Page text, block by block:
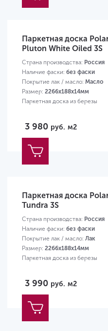
Паркетная доска
Pluton White Oiled 3S
Страна производства: Россия
Наличие фаски: без фаски
Покрытие лак / масло: Масло
Размер: 2266х188х14мм
Паркетная доска из березы
3 980 руб. м2
Паркетная доска
Tundra 3S
Страна производства: Россия
Наличие фаски: без фаски
Покрытие лак / масло: Лак
Размер: 2266х188х14мм
Паркетная доска из березы
3 990 руб. м2